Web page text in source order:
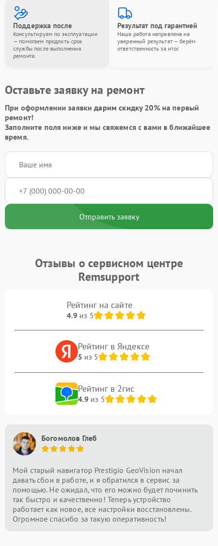
Поддержка после
Консультируем по эксплуатации
— помогаем продлить срок
службы после выполнения
ремонта.
Результат под гарантией
Наша работа направлена на
уверенный результат — берём
ответственность за итог.
Оставьте заявку на ремонт
При оформлении заявкидарим скидку 20%на первый
ремонт!
Заполните поля ниже и мы свяжемся с вами в ближайшее
время.
Отправить заявку
Отзывы о сервисном центре
Remsupport
Рейтинг на сайте
4.9из 5
Рейтинг в Яндексе
5 из 5
Рейтинг в 2гис
4.9из 5
Богомолов Глеб
Мой старый навигатор Prestigio GeoVision начал
давать сбои в работе, и я обратился в сервис за
помощью. Не ожидал, что его можно будет починить
так быстро и качественно! Теперь устройство
работает как новое, все настройки восстановлены.
Огромное спасибо за такую оперативность!